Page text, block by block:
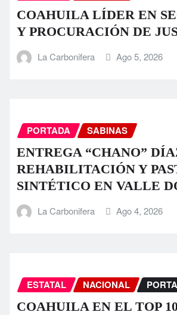
COAHUILA LÍDER EN
Y PROCURACIÓN DE
La Carbonifera Ago 5, 2026
PORTADA SABINAS
ENTREGA “CHANO”
REHABILITACIÓN Y
SINTÉTICO EN VALLE
La Carbonifera Ago 4, 2026
ESTATAL NACIONAL
COAHUILA EN EL TOP